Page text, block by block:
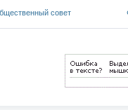
Федеральный портал
«Российское образование»